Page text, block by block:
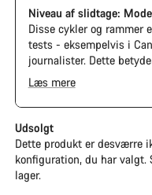
Niveau af slidtage:
Disse cykler og rammer
tests - eksempelvis i
journalister. Dette
brug på kassette og
komponenter have ridser,
farveafvigelser. Dog
Læs mere
Udsolgt
Dette produkt er desværre
konfiguration, du har valgt.
lager.